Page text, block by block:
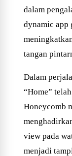
dalam
dynamic app
tangan
Dalam
“Home”
Honeycomb
view pada
menjadi